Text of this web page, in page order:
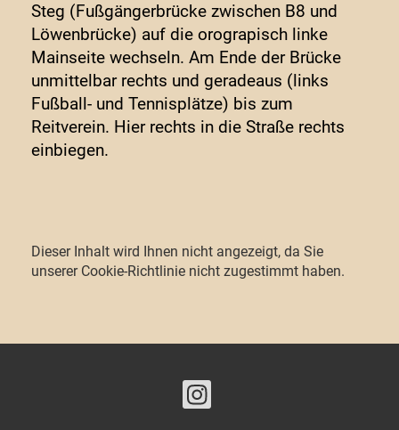
Steg (Fußgängerbrücke zwischen B8 und
Löwenbrücke) auf die orograpisch linke
Mainseite wechseln. Am Ende der Brücke
unmittelbar rechts und geradeaus (links
Fußball- und Tennisplätze) bis zum
Reitverein. Hier rechts in die Straße rechts
einbiegen.
Dieser Inhalt wird Ihnen nicht angezeigt, da Sie
unserer Cookie-Richtlinie nicht zugestimmt haben.